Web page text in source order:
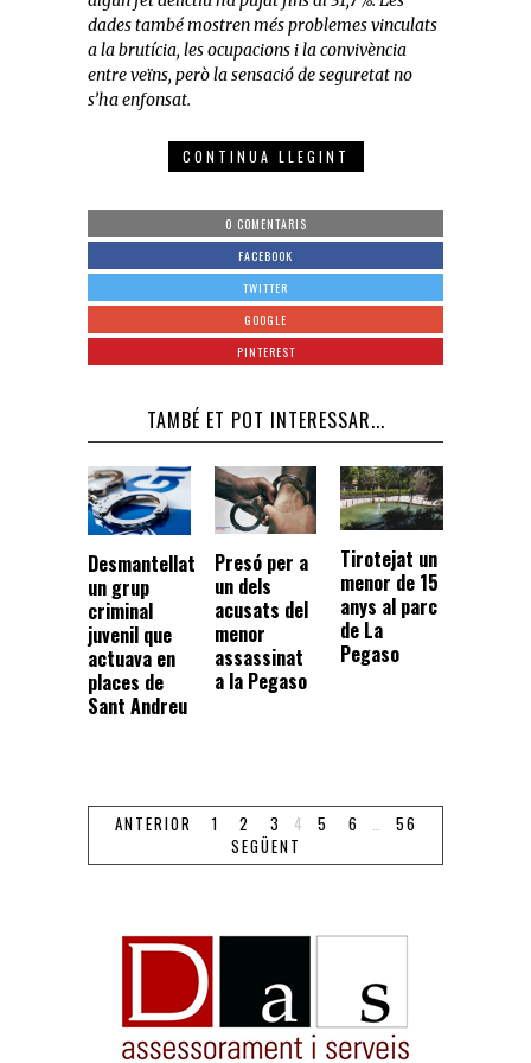
dades també mostren més problemes vinculats
a la brutícia, les ocupacions i la convivència
entre veïns, però la sensació de seguretat no
s’ha enfonsat.
CONTINUA LLEGINT
0 COMENTARIS
FACEBOOK
TWITTER
GOOGLE
PINTEREST
TAMBÉ ET POT INTERESSAR...
Desmantellat
un grup
criminal
juvenil que
actuava en
places de
Sant Andreu
Presó per a
un dels
acusats del
menor
assassinat
a la Pegaso
Tirotejat un
menor de 15
anys al parc
de La
Pegaso
ANTERIOR 1 2 3 4 5 6
56
SEGÜENT